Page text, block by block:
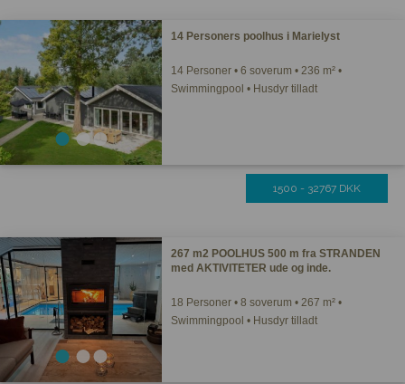
14 Personers poolhus i Marielyst
14 Personer • 6 soverum • 236 m² •
Swimmingpool • Husdyr tilladt
1500 - 32767 DKK
267 m2 POOLHUS 500 m fra STRANDEN
med AKTIVITETER ude og inde.
18 Personer • 8 soverum • 267 m² •
Swimmingpool • Husdyr tilladt